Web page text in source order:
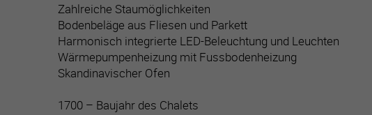
Zahlreiche Staumöglichkeiten
Bodenbeläge aus Fliesen und Parkett
Harmonisch integrierte LED-Beleuchtung und Leuchten
Wärmepumpenheizung mit Fussbodenheizung
Skandinavischer Ofen
1700 – Baujahr des Chalets